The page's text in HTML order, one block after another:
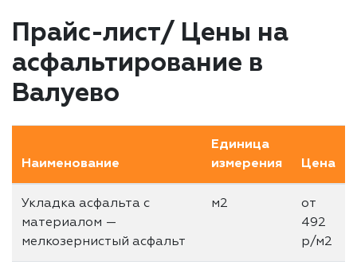
Прайс-лист/ Цены на
асфальтирование в
Валуево
Наименование
Единица
измерения
Цена
Укладка асфальта с
материалом —
мелкозернистый асфальт
м2
от
492
р/м2